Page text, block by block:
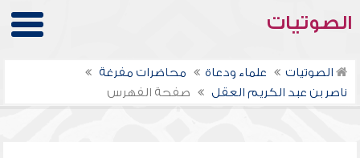
الصوتيات
الصوتيات علماء ودعاة
محاضرات مفرغة
ناصر بن عبد الكريم العقل
صفحة الفهرس